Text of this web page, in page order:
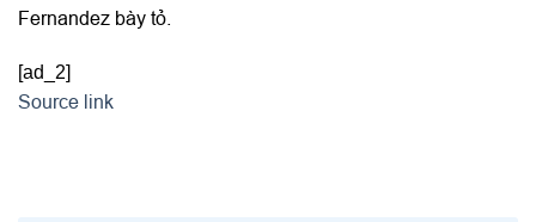
Fernandez bày tỏ.
[ad_2]
Source link